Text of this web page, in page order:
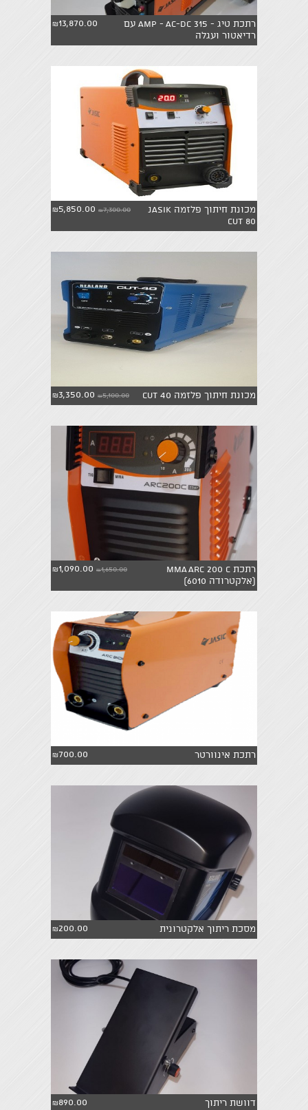
₪13,870.00
רתכת טיג - 315 AMP - AC-DC עם
רדיאטור ועגלה
₪7,300.00
₪5,850.00
מכונת חיתוך פלזמה Jasik
Cut 80
₪5,100.00
₪3,350.00 מכונת חיתוך פלזמה Cut 40
₪1,650.00
₪1,090.00
רתכת MMA ARC 200 C
(אלקטרודה 6010)
₪700.00 רתכת אינוורטר
₪200.00 מסכת ריתוך אלקטרונית
₪890.00 דוושת ריתוך